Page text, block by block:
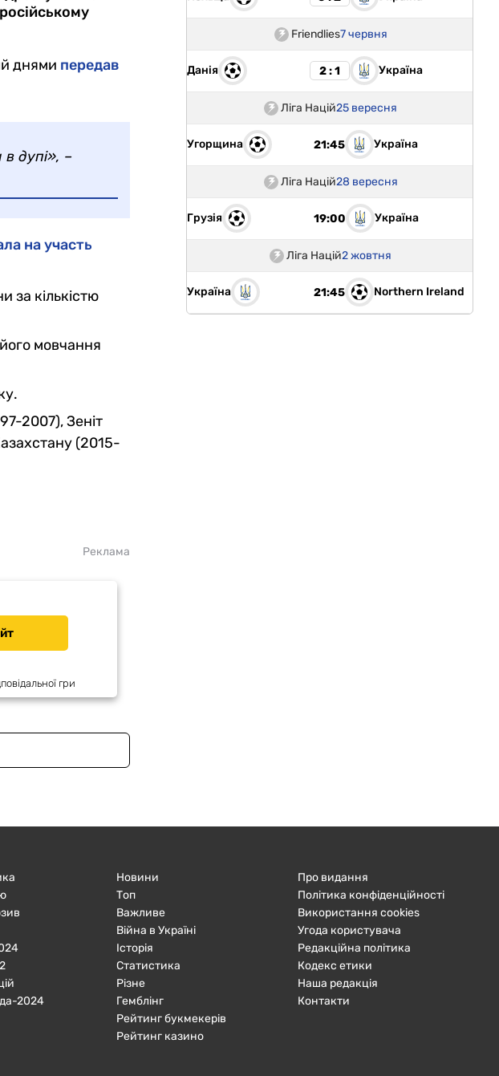
днями передав
дупі», –
на участь
за кількістю
мовчання
2007), Зеніт
(2015-
Реклама
гри
Friendlies7 червня
Данія 2 : 1 Україна
Ліга Націй25 вересня
Угорщина 21:45 Україна
Ліга Націй28 вересня
Грузія 19:00 Україна
Ліга Націй2 жовтня
Україна 21:45 Northern Ireland
2024
Новини
Топ
Важливе
Війна в Україні
Історія
Статистика
Різне
Гемблінг
Рейтинг букмекерів
Рейтинг казино
Про видання
Політика конфіденційності
Використання cookies
Угода користувача
Редакційна політика
Кодекс етики
Наша редакція
Контакти